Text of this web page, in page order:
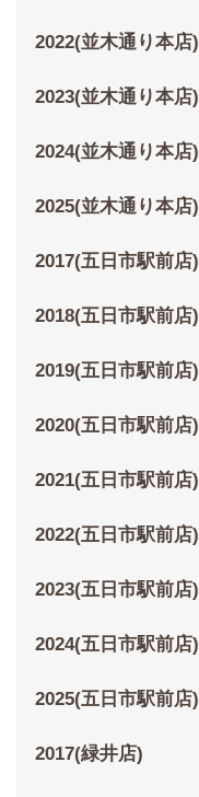
2022(並木通り本店)
2023(並木通り本店)
2024(並木通り本店)
2025(並木通り本店)
2017(五日市駅前店)
2018(五日市駅前店)
2019(五日市駅前店)
2020(五日市駅前店)
2021(五日市駅前店)
2022(五日市駅前店)
2023(五日市駅前店)
2024(五日市駅前店)
2025(五日市駅前店)
2017(緑井店)